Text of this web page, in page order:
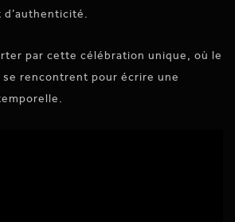
d’authenticité.
par cette célébration unique, où le
rencontrent pour écrire une